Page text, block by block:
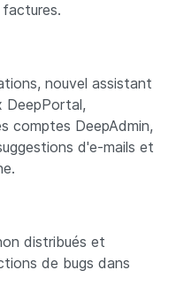
nouvel assistant
DeepPortal,
comptes DeepAdmin,
d'e-mails et
distribués et
de bugs dans